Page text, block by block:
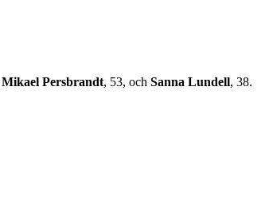
Mikael Persbrandt, 53, och Sanna Lundell, 38.